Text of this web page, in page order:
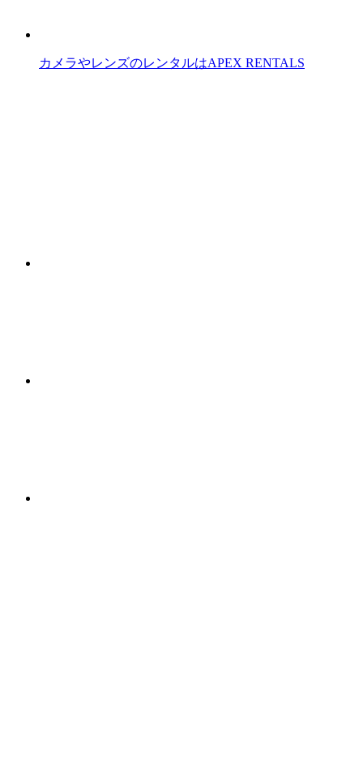
カメラやレンズのレンタルはAPEX RENTALS